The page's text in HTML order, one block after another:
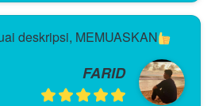
deskripsi, MEMUASKAN
FARID